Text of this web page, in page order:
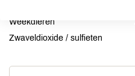
Weekdieren
Zwaveldioxide / sulfieten